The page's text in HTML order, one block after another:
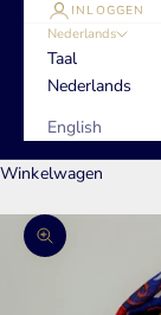
INLOGGEN
Nederlands
Taal
Nederlands
English
Winkelwagen
In-/uitzoomen